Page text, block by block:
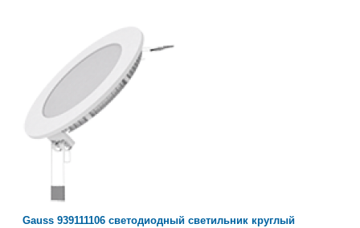
Gauss 939111106 светодиодный светильник круглый